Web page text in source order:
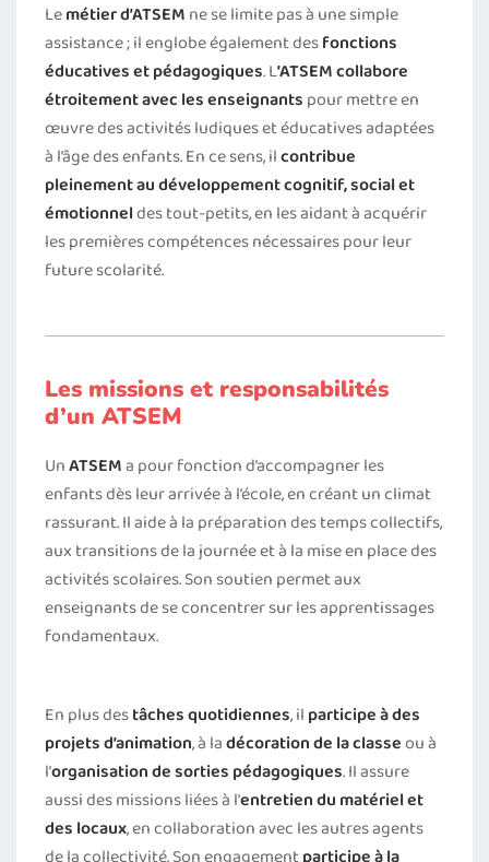
Lemétier d’ATSEM ne se limite pas à une simple
assistance ; il englobe également desfonctions
éducatives et pédagogiques. L’ATSEMcollabore
étroitement avec les enseignants pour mettre en
œuvre des activités ludiques et éducatives adaptées
à l’âge des enfants. En ce sens, ilcontribue
pleinement au développement cognitif, social et
émotionneldes tout-petits, en les aidant à acquérir
les premières compétences nécessaires pour leur
future scolarité.
Les missions et responsabilités
d’un ATSEM
UnATSEMa pour fonction d’accompagner les
enfants dès leur arrivée à l’école, en créant un climat
rassurant. Il aide à la préparation des temps collectifs,
aux transitions de la journée et à la mise en place des
activités scolaires. Son soutien permet aux
enseignants de se concentrer sur les apprentissages
fondamentaux.
En plus destâches quotidiennes, il participe à des
projets d’animation, à ladécoration de la classeou à
l’organisation de sorties pédagogiques. Il assure
aussi des missions liées à l’entretien du matériel et
des locaux, en collaboration avec les autres agents